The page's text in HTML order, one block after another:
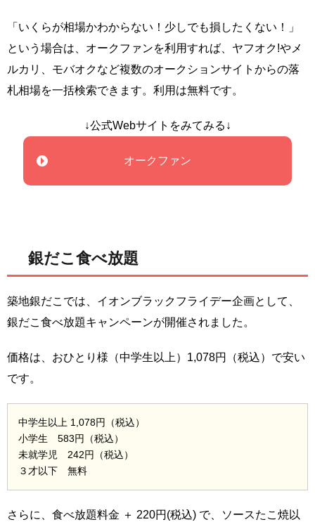
「いくらが相場かわからない！少しでも損したくない！」
という場合は、オークファンを利用すれば、ヤフオク!やメ
ルカリ、モバオクなど複数のオークションサイトからの落
札相場を一括検索できます。利用は無料です。
↓公式Webサイトをみてみる↓
オークファン
銀だこ食べ放題
築地銀だこでは、イオンブラックフライデー企画として、
銀だこ食べ放題キャンペーンが開催されました。
価格は、おひとり様（中学生以上）1,078円（税込）で安い
です。
中学生以上 1,078円（税込）
小学生 583円（税込）
未就学児 242円（税込）
３才以下 無料
さらに、食べ放題料金 ＋ 220円(税込) で、ソースたこ焼以